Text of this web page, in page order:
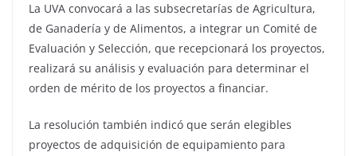
La UVA convocará a las subsecretarías de Agricultura,
de Ganadería y de Alimentos, a integrar un Comité de
Evaluación y Selección, que recepcionará los proyectos,
realizará su análisis y evaluación para determinar el
orden de mérito de los proyectos a financiar.
La resolución también indicó que serán elegibles
proyectos de adquisición de equipamiento para